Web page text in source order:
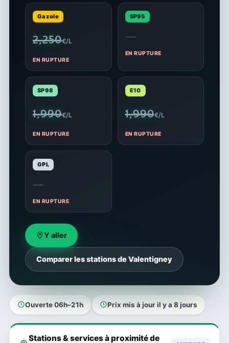
Gazole
2,250€/L
EN RUPTURE
SP95
—
EN RUPTURE
SP98
1,990€/L
EN RUPTURE
E10
1,990€/L
EN RUPTURE
GPL
—
EN RUPTURE
Y aller
Comparer les stations de Valentigney
Ouverte 06h–21h Prix mis à jour il y a 8 jours
Stations & services à proximité de